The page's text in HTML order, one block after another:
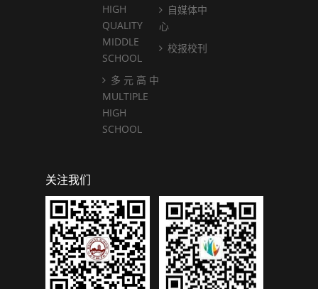
HIGH
QUALITY
MIDDLE
SCHOOL
多 元 高 中
MULTIPLE
HIGH
SCHOOL
自媒体中
心
校报校刊
关注我们